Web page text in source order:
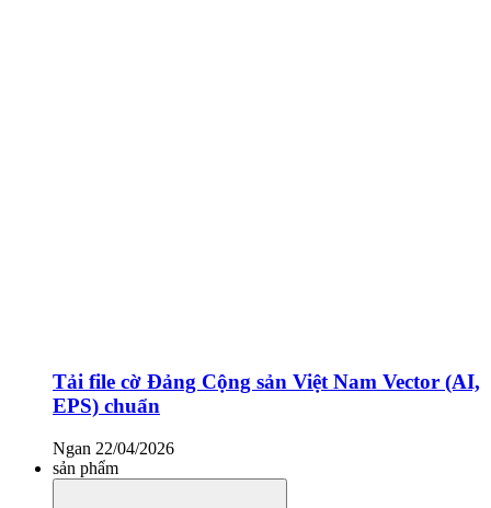
Tải file cờ Đảng Cộng sản Việt Nam Vector (AI,
EPS) chuẩn
Ngan 22/04/2026
sản phẩm